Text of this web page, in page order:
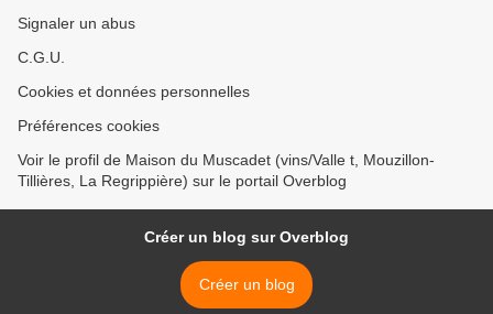
Signaler un abus
C.G.U.
Cookies et données personnelles
Préférences cookies
Voir le profil de Maison du Muscadet (vins/Valle t, Mouzillon-
Tillières, La Regrippière) sur le portail Overblog
Créer un blog sur Overblog
Créer un blog